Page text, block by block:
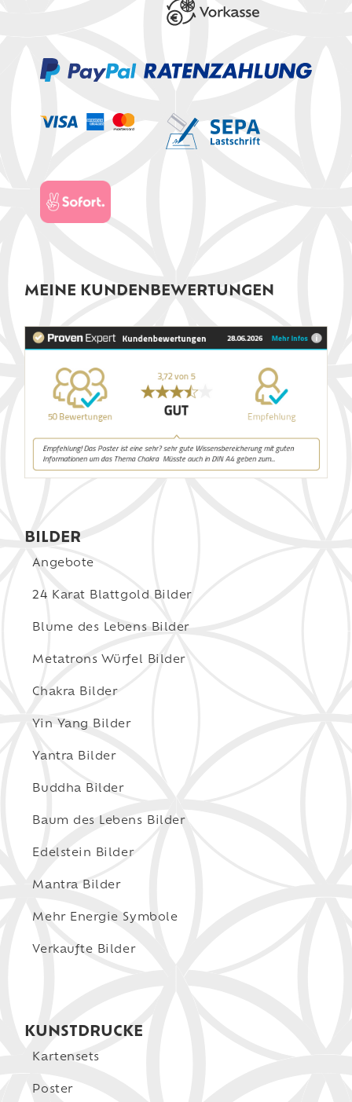
MEINE KUNDENBEWERTUNGEN
BILDER
Angebote
24 Karat Blattgold Bilder
Blume des Lebens Bilder
Metatrons Würfel Bilder
Chakra Bilder
Yin Yang Bilder
Yantra Bilder
Buddha Bilder
Baum des Lebens Bilder
Edelstein Bilder
Mantra Bilder
Mehr Energie Symbole
Verkaufte Bilder
KUNSTDRUCKE
Kartensets
Poster